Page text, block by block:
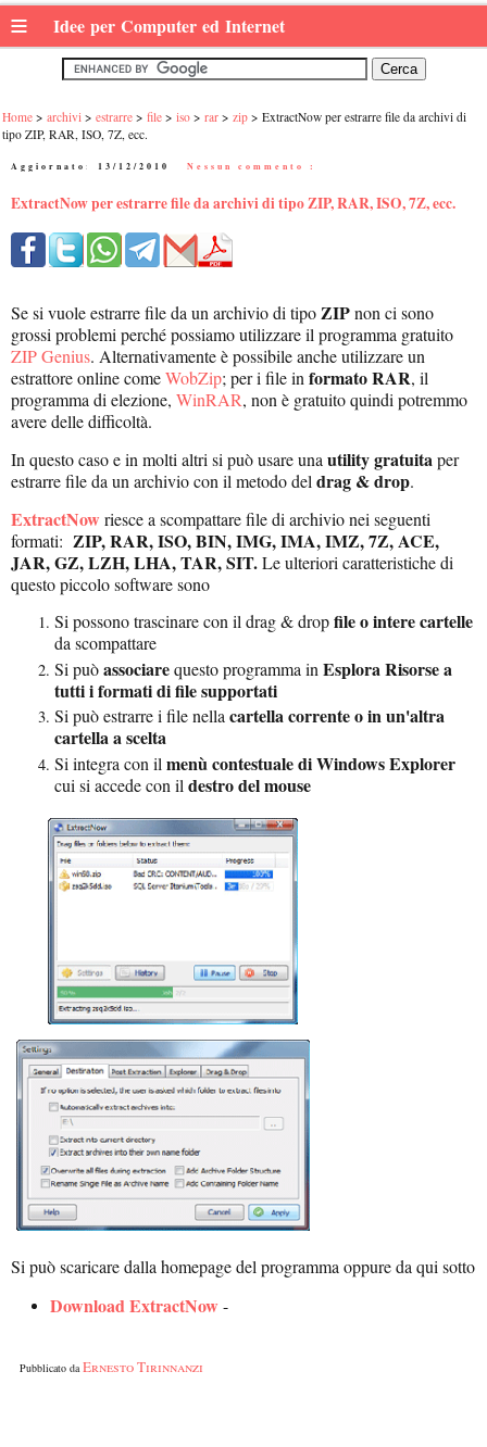
≡ Idee per Computer ed Internet
Home archivi estrarre file iso rar zip
ExtractNow per estrarre file da archivi di
tipo ZIP, RAR, ISO, 7Z, ecc.
Aggiornato: 13/12/2010 Nessun commento :
ExtractNow per estrarre file da archivi di tipo ZIP, RAR, ISO, 7Z, ecc.
Se si vuole estrarre file da un archivio di tipoZIPnon ci sono
grossi problemi perché possiamo utilizzare il programma gratuito
ZIP Genius. Alternativamente è possibile anche utilizzare un
estrattore online comeWobZip; per i file informato RAR, il
programma di elezione, WinRAR, non è gratuito quindi potremmo
avere delle difficoltà.
In questo caso e in molti altri si può usare una utility gratuitaper
estrarre file da un archivio con il metodo del drag & drop.
ExtractNowriesce a scompattare file di archivio nei seguenti
formati: ZIP, RAR, ISO, BIN, IMG, IMA, IMZ, 7Z, ACE,
JAR, GZ, LZH, LHA, TAR, SIT.Le ulteriori caratteristiche di
questo piccolo software sono
Si possono trascinare con il drag & dropfile o intere cartelle
da scompattare
Si puòassociarequesto programma in Esplora Risorse a
tutti i formati di file supportati
Si può estrarre i file nellacartella corrente o in un'altra
cartella a scelta
Si integra con il menù contestuale di Windows Explorer
cui si accede con il destro del mouse
Si può scaricare dalla homepage del programma oppure da qui sotto
Download ExtractNow-
Pubblicato da Ernesto Tirinnanzi